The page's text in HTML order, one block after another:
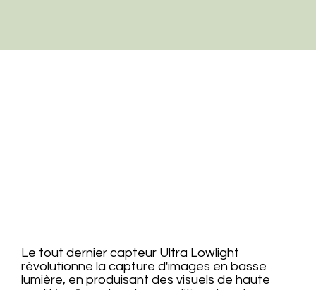
Le tout dernier capteur Ultra Lowlight
révolutionne la capture d'images en basse
lumière, en produisant des visuels de haute